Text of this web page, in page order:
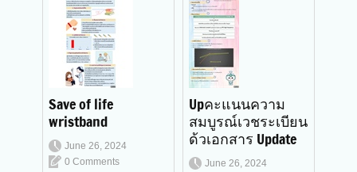
Save of life
wristband
June 26, 2024
0 Comments
Upคะแนนความ
สมบูรณ์เวชระเบียน
ด้วเอกสาร Update
June 26, 2024